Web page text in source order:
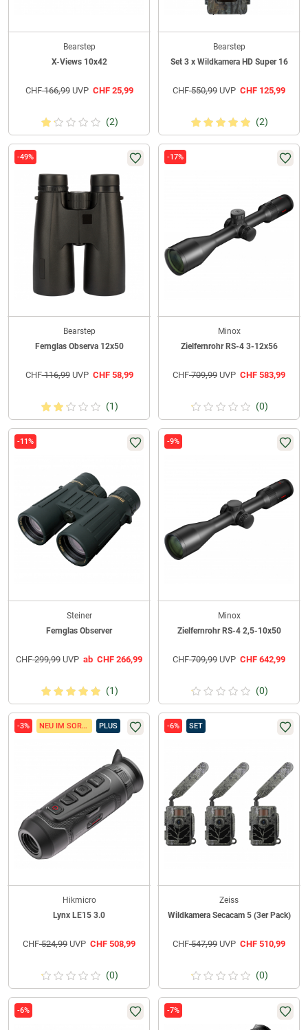
Bearstep
X-Views 10x42
CHF166,99UVP CHF25,99
(2)
Bearstep
Set 3 x Wildkamera HD Super 16
CHF550,99 UVP CHF 125,99
(2)
-49%
Bearstep
Fernglas Observa 12x50
CHF116,99UVP CHF58,99
(1)
-17%
Minox
Zielfernrohr RS-4 3-12x56
CHF709,99 UVP CHF 583,99
(0)
-11%
Steiner
Fernglas Observer
CHF299,99 UVP ab CHF 266,99
(1)
-9%
Minox
Zielfernrohr RS-4 2,5-10x50
CHF709,99 UVP CHF 642,99
(0)
-3% NEU IM SORTIMENT PLUS
Hikmicro
Lynx LE15 3.0
CHF524,99 UVP CHF 508,99
(0)
-6% SET
Zeiss
Wildkamera Secacam 5 (3er Pack)
CHF547,99 UVP CHF 510,99
(0)
-6% -7%